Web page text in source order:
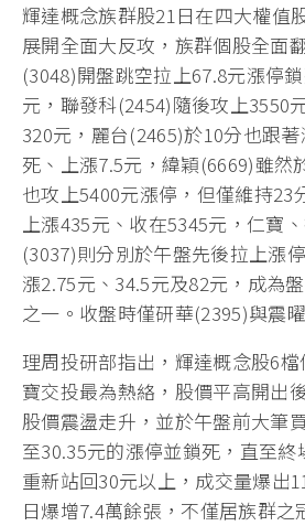
輝達概念族群股21日在四大權值
展開全面大反攻，族群個股全面
(3048)開盤跳空拉上67.8元漲停
元，聯發科(2454)隨後攻上3550
320元，麗台(2465)於10分也跟
死、上漲7.5元，緯穎(6669)雖然
也攻上5400元漲停，但僅維持23
上漲435元、收在5345元，仁寶
(3037)則分別於午盤先後拉上漲
漲2.75元、34.5元及82元，成為
之一。收盤時僅研華(2395)與震
理周投研部指出，輝達概念股6
寶交投最為熱絡，股價平高開出
股價震盪走升，並於午盤前大筆
至30.35元的漲停並鎖死，直至終
重新站回30元以上，成交量爆出
日爆增7.4萬餘張，不僅居族群之